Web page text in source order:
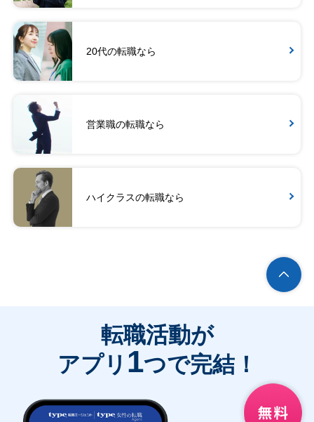
20代の転職なら
営業職の転職なら
ハイクラスの転職なら
転職活動が
アプリ 1つで完結！